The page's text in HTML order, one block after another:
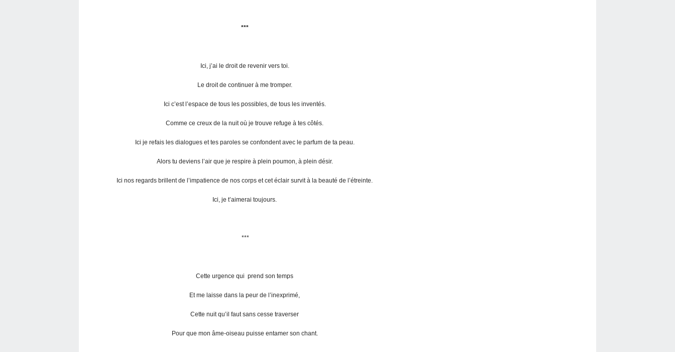
***
Ici, j’ai le droit de revenir vers toi.
Le droit de continuer à me tromper.
Ici c’est l’espace de tous les possibles, de tous les inventés.
Comme ce creux de la nuit où je trouve refuge à tes côtés.
Ici je refais les dialogues et tes paroles se confondent avec le parfum de ta peau.
Alors tu deviens l’air que je respire à plein poumon, à plein désir.
Ici nos regards brillent de l’impatience de nos corps et cet éclair survit à la beauté de l’étreinte.
Ici, je t’aimerai toujours.
***
Cette urgence qui prend son temps
Et me laisse dans la peur de l’inexprimé,
Cette nuit qu’il faut sans cesse traverser
Pour que mon âme-oiseau puisse entamer son chant.